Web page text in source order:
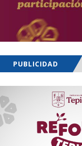
PUBLICIDAD